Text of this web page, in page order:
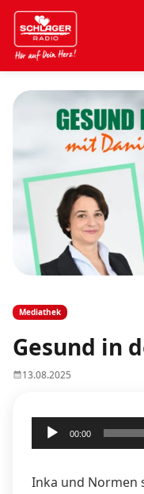
Mediathek
Gesund in
13.08.2025
Audio-
Player
00:00
Inka und Normen